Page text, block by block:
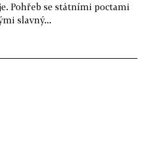
Pohřeb se státními poctami
slavný...